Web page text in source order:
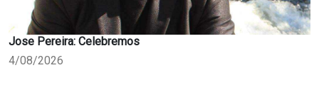
Jose Pereira: Celebremos
4/08/2026